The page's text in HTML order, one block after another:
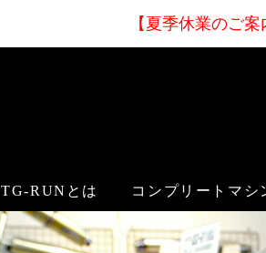
【夏季休業のご案
TG-RUNとは コンプリートマシ